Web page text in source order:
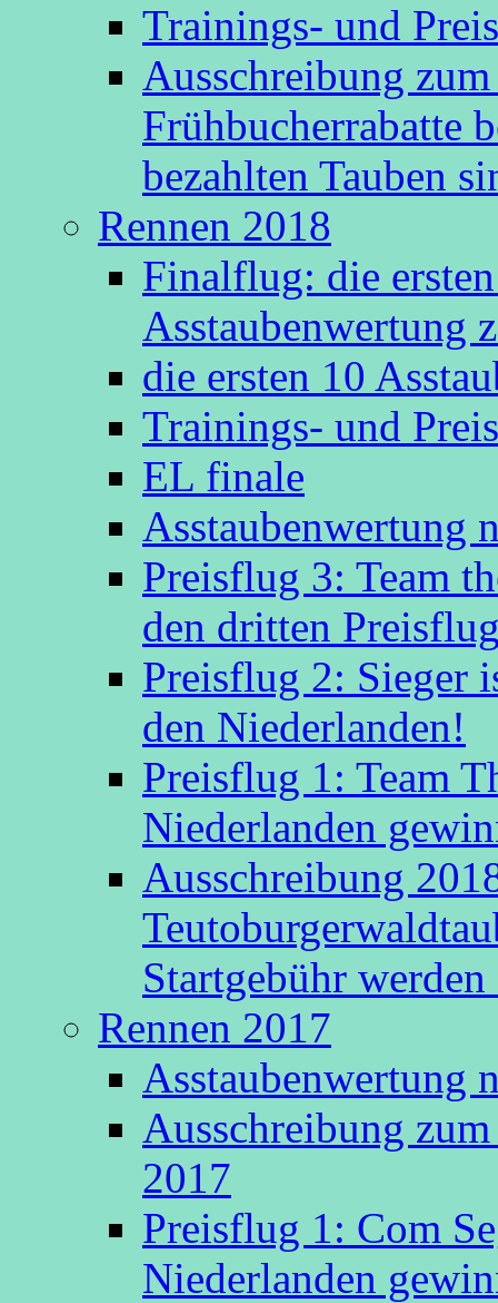
Trainings- und
Ausschreibung
Frühbucherrabatte
bezahlten Tauben
Rennen 2018
Finalflug: die
Asstaubenwertung
die ersten 10
Trainings- und
EL finale
Asstaubenwertung
Preisflug 3: Team
den dritten
Preisflug 2: Sieger
den Niederlanden!
Preisflug 1: Team
Niederlanden
Ausschreibung
Startgebühr
Rennen 2017
Asstaubenwertung
Ausschreibung
2017
Preisflug 1: Com
Niederlanden